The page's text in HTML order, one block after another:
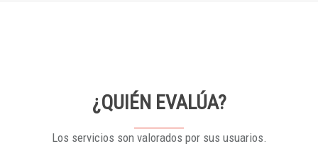
¿QUIÉN EVALÚA?
Los servicios son valorados por sus usuarios.